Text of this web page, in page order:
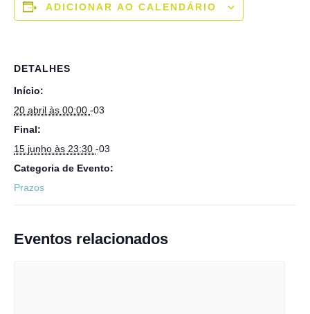
ADICIONAR AO CALENDÁRIO
DETALHES
Início:
20 abril às 00:00 -03
Final:
15 junho às 23:30 -03
Categoria de Evento:
Prazos
Eventos relacionados